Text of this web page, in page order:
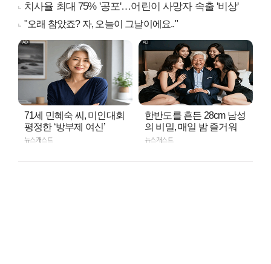
치사율 최대 75% '공포'…어린이 사망자 속출 '비상'
"오래 참았죠? 자, 오늘이 그날이에요.."
71세 민혜숙 씨, 미인대회
평정한 ‘방부제 여신’
뉴스캐스트
한반도를 흔든 28cm 남성
의 비밀, 매일 밤 즐거워
뉴스캐스트